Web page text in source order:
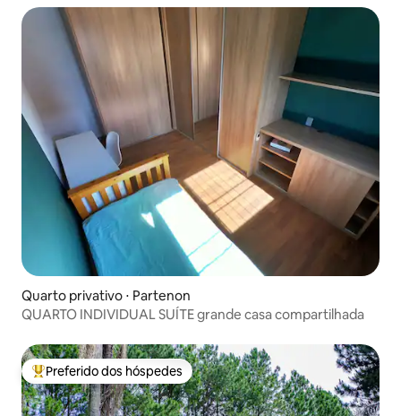
Quarto privativo ⋅ Partenon
QUARTO INDIVIDUAL SUÍTE grande casa compartilhada
Entre os melhores preferidos dos hóspedes
Preferido dos hóspedes